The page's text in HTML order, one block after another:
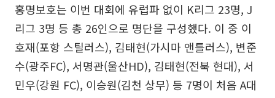
홍명보호는 이번 대회에 유럽파 없이 K리그 23명, J
리그 3명 등 총 26인으로 명단을 구성했다. 이 중 이
호재(포항 스틸러스), 김태현(가시마 앤틀러스), 변준
수(광주FC), 서명관(울산HD), 김태현(전북 현대), 서
민우(강원 FC), 이승원(김천 상무) 등 7명이 처음 A대